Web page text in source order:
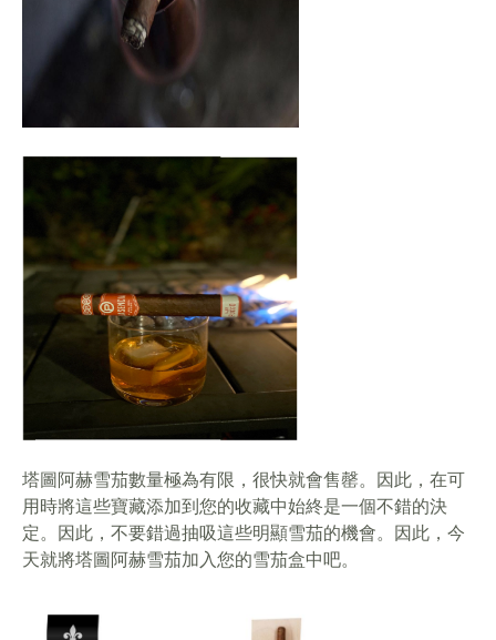
塔圖阿赫雪茄數量極為有限，很快就會售罄。因此，在可
用時將這些寶藏添加到您的收藏中始終是一個不錯的決
定。因此，不要錯過抽吸這些明顯雪茄的機會。因此，今
天就將塔圖阿赫雪茄加入您的雪茄盒中吧。